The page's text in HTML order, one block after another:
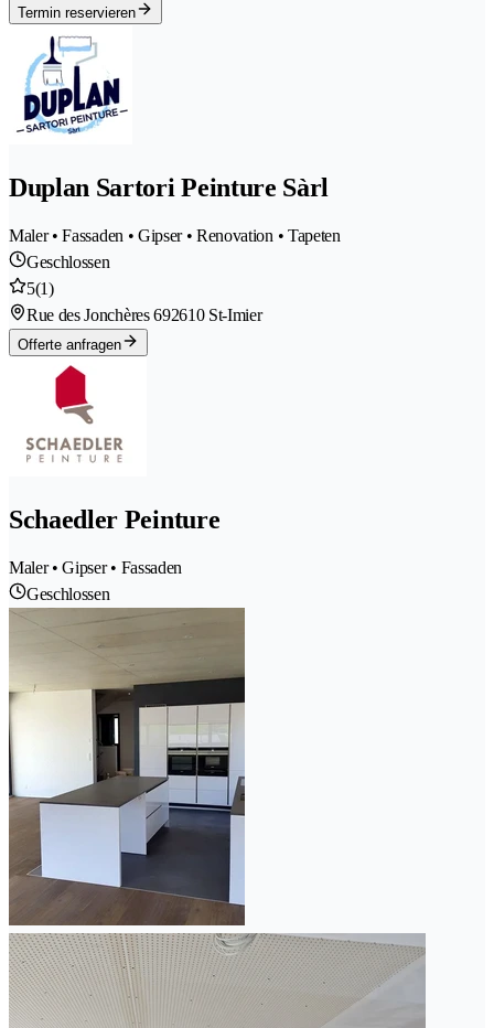
Termin reservieren
Duplan Sartori Peinture Sàrl
Maler • Fassaden • Gipser • Renovation • Tapeten
Geschlossen
5(1)
Rue des Jonchères 692610 St-Imier
Offerte anfragen
Schaedler Peinture
Maler • Gipser • Fassaden
Geschlossen